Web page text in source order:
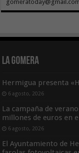
La Gomera
Hermigua presenta
6 agosto, 2026
La campaña de
millones de euros en
6 agosto, 2026
El Ayuntamiento de